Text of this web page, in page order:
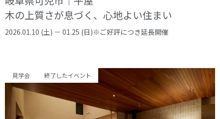
木の上質さが息づく、心地よい住まい
2026.01.10 (土) － 01.25 (日)※ご好評につき延長開催
見学会 終了したイベント